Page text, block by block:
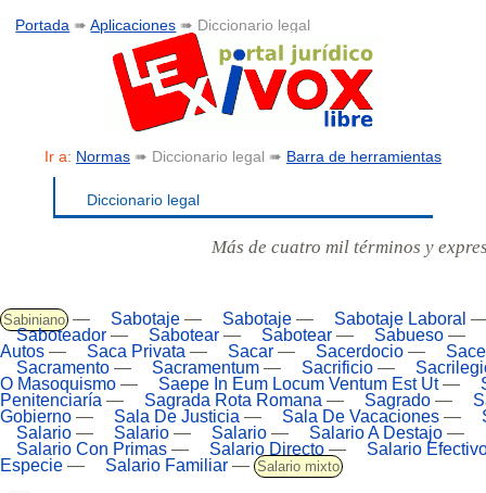
Portada ➠Aplicaciones ➠ Diccionario legal
Ir a: Normas ➠ Diccionario legal ➠ Barra de herramientas
Diccionario legal
Más de cuatro mil términos y
Sabiniano — Sabotaje — Sabotaje — Sabotaje Laboral
Saboteador — Sabotear — Sabotear — Sabueso —
Autos — Saca Privata — Sacar — Sacerdocio —
Sacramento — Sacramentum — Sacrificio —
O Masoquismo — Saepe In Eum Locum Ventum Est Ut—
Penitenciaría — Sagrada Rota Romana — Sagrado —
Gobierno — Sala De Justicia — Sala De Vacaciones —
Salario — Salario — Salario — Salario A Destajo —
Salario Con Primas — Salario Directo —
Salario
Especie — Salario Familiar — Salario mixto